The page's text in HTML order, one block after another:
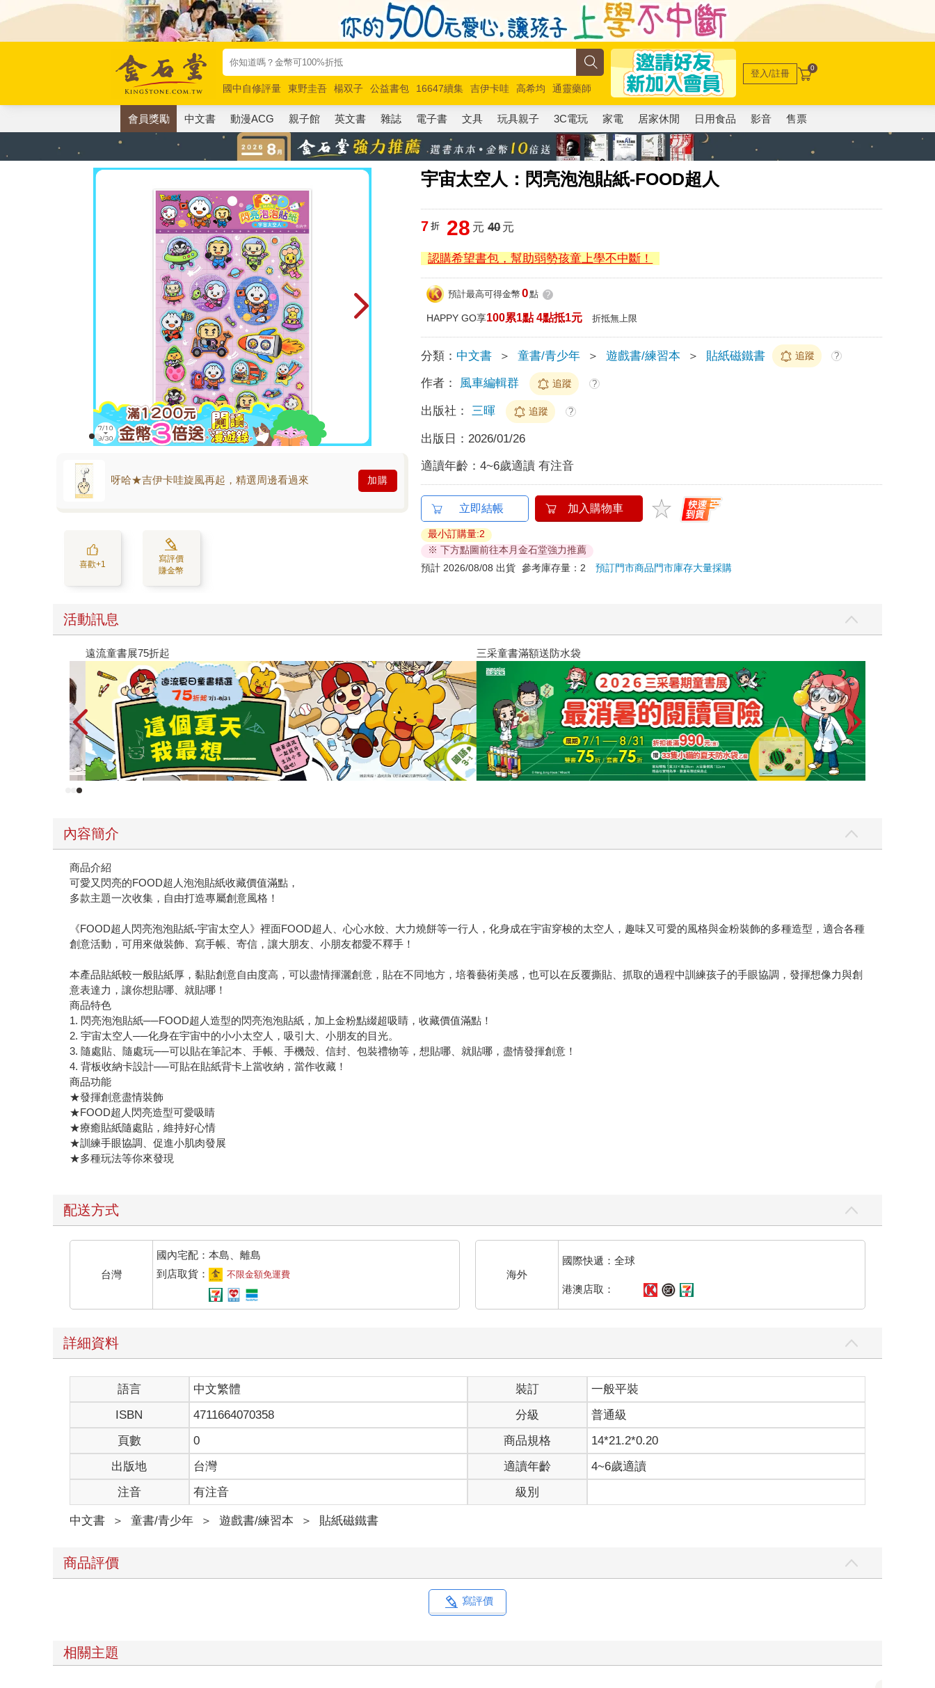
國中自修評量 東野圭吾 楊双子 公益書包 16647續集 吉伊卡哇 高希均
通靈藥師
唯紅花綻放
奧德賽 路邊攤新作 馬斯克 玩具總動員5 超慢跑
登入/註冊 0
會員獎勵 中文書 動漫ACG 親子館 英文書 雜誌 電子書 文具 玩具親子 3C電玩 家電 居家休閒 日用食品 影音 售票
宇宙太空人：閃亮泡泡貼紙-FOOD超人
呀哈★吉伊卡哇旋風再起，精選周邊看過來 加購
喜歡+1
寫評價
賺金幣
7 折 28 元 40元
認購希望書包，幫助弱勢孩童上學不中斷！
預計最高可得金幣 0點 ?
HAPPY GO享100累1點 4點抵1元 折抵無上限
分類： 中文書 ＞ 童書/青少年 ＞ 遊戲書/練習本 ＞ 貼紙磁鐵書 追蹤 ?
作者： 風車編輯群 追蹤 ?
出版社： 三暉 追蹤 ?
出版日： 2026/01/26
適讀年齡：4~6歲適讀 有注音
立即結帳 加入購物車
最小訂購量:2
※ 下方點圖前往本月金石堂強力推薦
預計 2026/08/08 出貨 參考庫存量：2預訂門市商品門市庫存大量採購
活動訊息
遠流童書展75折起 三采童書滿額送防水袋
內容簡介
商品介紹
可愛又閃亮的FOOD超人泡泡貼紙收藏價值滿點，
多款主題一次收集，自由打造專屬創意風格！
《FOOD超人閃亮泡泡貼紙-宇宙太空人》裡面FOOD超人、心心水餃、大力燒餅等一行人，化身成在宇宙穿梭的太空人，趣味又可愛的風格與金粉裝飾的多種造型，適合各種
創意活動，可用來做裝飾、寫手帳、寄信，讓大朋友、小朋友都愛不釋手！
本產品貼紙較一般貼紙厚，黏貼創意自由度高，可以盡情揮灑創意，貼在不同地方，培養藝術美感，也可以在反覆撕貼、抓取的過程中訓練孩子的手眼協調，發揮想像力與創
意表達力，讓你想貼哪、就貼哪！
商品特色
1. 閃亮泡泡貼紙──FOOD超人造型的閃亮泡泡貼紙，加上金粉點綴超吸睛，收藏價值滿點！
2. 宇宙太空人──化身在宇宙中的小小太空人，吸引大、小朋友的目光。
3. 隨處貼、隨處玩──可以貼在筆記本、手帳、手機殼、信封、包裝禮物等，想貼哪、就貼哪，盡情發揮創意！
4. 背板收納卡設計──可貼在貼紙背卡上當收納，當作收藏！
商品功能
★發揮創意盡情裝飾
★FOOD超人閃亮造型可愛吸睛
★療癒貼紙隨處貼，維持好心情
★訓練手眼協調、促進小肌肉發展
★多種玩法等你來發現
配送方式
台灣
國內宅配：本島、離島
到店取貨：
不限金額免運費 海外
國際快遞：全球
港澳店取：
詳細資料
語言 中文繁體 裝訂
一般平裝
ISBN
4711664070358 分級
普通級
頁數
0 商品規格
14*21.2*0.20
出版地
台灣 適讀年齡
4~6歲適讀
注音
有注音 級別
中文書 ＞ 童書/青少年 ＞ 遊戲書/練習本 ＞ 貼紙磁鐵書
商品評價
寫評價
相關主題